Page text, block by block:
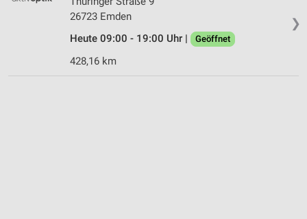
❯
26723 Emden
Heute 09:00 - 19:00 Uhr |
Geöffnet
428,16 km